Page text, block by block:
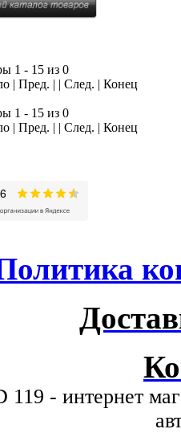
1 - 15 из 0
| Пред. | | След. | Конец
1 - 15 из 0
| Пред. | | След. | Конец
- интернет